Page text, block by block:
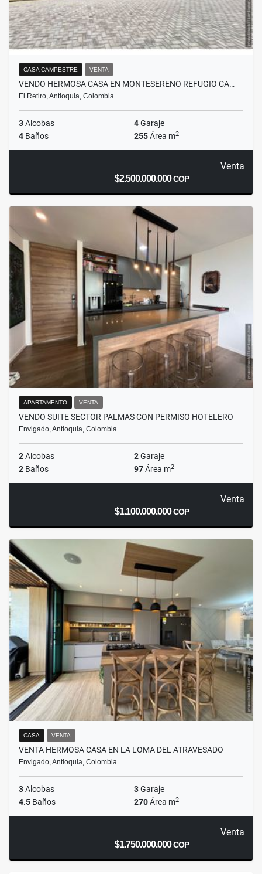
CASA CAMPESTRE VENTA
VENDO HERMOSA CASA EN MONTESERENO REFUGIO CA…
El Retiro, Antioquia, Colombia
3Alcobas 4Garaje
4 Baños 255Área m2
Venta
$2.500.000.000COP
APARTAMENTO VENTA
VENDO SUITE SECTOR PALMAS CON PERMISO HOTELERO
Envigado, Antioquia, Colombia
2Alcobas 2Garaje
2 Baños 97Área m2
Venta
$1.100.000.000COP
CASA VENTA
VENTA HERMOSA CASA EN LA LOMA DEL ATRAVESADO
Envigado, Antioquia, Colombia
3Alcobas 3Garaje
4.5 Baños 270Área m2
Venta
$1.750.000.000COP